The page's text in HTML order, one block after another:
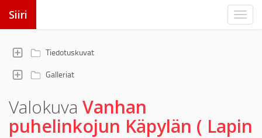
Siiri
Tiedotuskuvat
Galleriat
Valokuva Vanhan
puhelinkojun Käpylän ( Lapin